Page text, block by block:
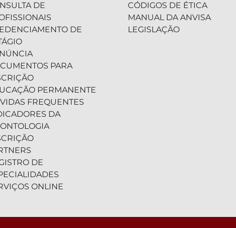
DE
DE
PARA
PERMANENTE
FREQUENTES
DA
DE
ONLINE
CÓDIGOS DE ÉTICA
MANUAL DA ANVISA
LEGISLAÇÃO